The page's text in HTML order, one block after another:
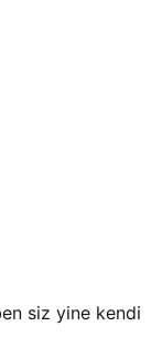
siz yine kendi